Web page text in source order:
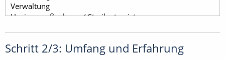
Schritt 2/3: Umfang und Erfahrung